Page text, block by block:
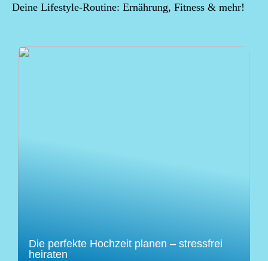
Deine Lifestyle-Routine: Ernährung, Fitness & mehr!
Die perfekte Hochzeit planen – stressfrei
heiraten